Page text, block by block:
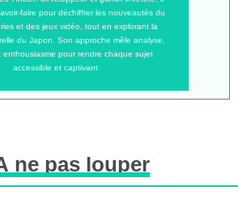
faire pour déchiffrer les nouveautés du
et des jeux vidéo, tout en explorant la
du Japon. Son approche mêle analyse,
enthousiasme pour rendre chaque sujet
accessible et captivant.
ne pas louper